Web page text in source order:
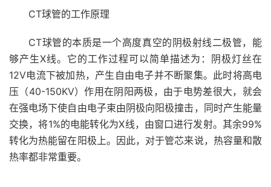
CT球管的工作原理
CT球管的本质是一个高度真空的阴极射线二极管，能
够产生X线。它的工作过程可以简单描述为：阴极灯丝在
12V电流下被加热，产生自由电子并不断聚集。此时将高电
压（40-150KV）作用在阴阳两极，由于电势差很大，就会
在强电场下使自由电子束由阴极向阳极撞击，同时产生能量
交换，将1%的电能转化为X线，由窗口进行发射。其余99%
转化为热能留在阳极上。因此，对于管芯来说，热容量和散
热率都非常重要。